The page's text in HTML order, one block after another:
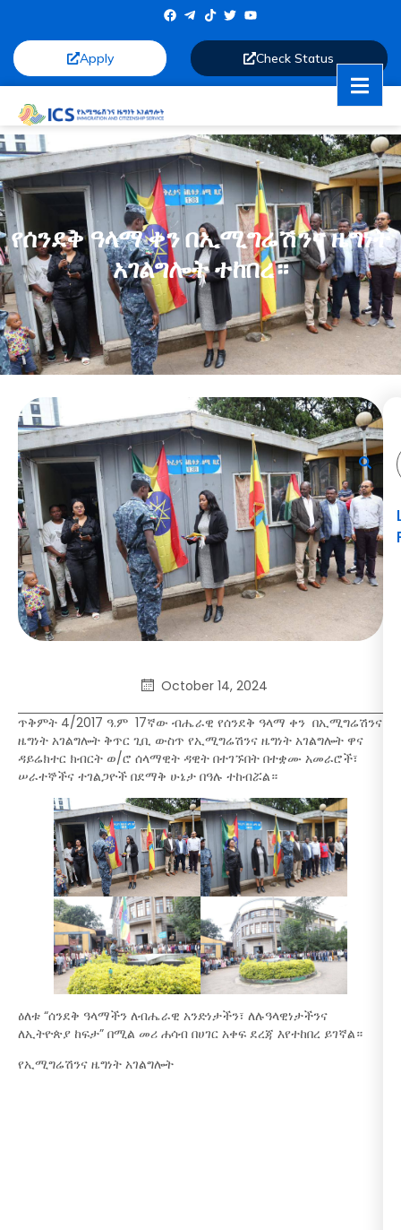
Apply Check Status
የሰንደቅ ዓላማ ቀን በኢሚግሬሽንና ዜግነት
አገልግሎት ተከበረ።
October 14, 2024
ጥቅምት 4/2017 ዓ.ም 17ኛው ብሔራዊ የሰንደቅ ዓላማ ቀን በኢሚግሬሽንና
ዜግነት አገልግሎት ቅጥር ጊቢ ውስጥ የኢሚግሬሽንና ዜግነት አገልግሎት ዋና
ዳይሬክተር ክብርት ወ/ሮ ሰላማዊት ዳዊት በተገኙበት በተቋሙ አመራሮች፣
ሠራተኞችና ተገልጋዮች በደማቅ ሁኔታ በዓሉ ተከብሯል።
ዕለቱ “ሰንደቅ ዓላማችን ለብሔራዊ አንድነታችን፣ ለሉዓላዊነታችንና
ለኢትዮጵያ ከፍታ” በሚል መሪ ሐሳብ በሀገር አቀፍ ደረጃ እየተከበረ ይገኛል።
የኢሚግሬሽንና ዜግነት አገልግሎት